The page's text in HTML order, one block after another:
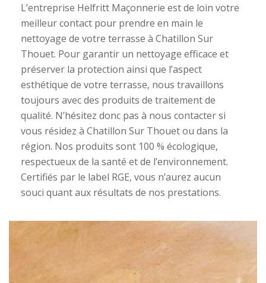
L’entreprise Helfritt Maçonnerie est de loin votre
meilleur contact pour prendre en main le
nettoyage de votre terrasse à Chatillon Sur
Thouet. Pour garantir un nettoyage efficace et
préserver la protection ainsi que l’aspect
esthétique de votre terrasse, nous travaillons
toujours avec des produits de traitement de
qualité. N’hésitez donc pas à nous contacter si
vous résidez à Chatillon Sur Thouet ou dans la
région. Nos produits sont 100 % écologique,
respectueux de la santé et de l’environnement.
Certifiés par le label RGE, vous n’aurez aucun
souci quant aux résultats de nos prestations.